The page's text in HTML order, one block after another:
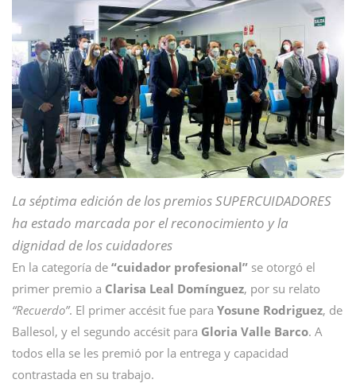
La séptima edición de los premios SUPERCUIDADORES
ha estado marcada por el reconocimiento y la
dignidad de los cuidadores
En la categoría de “cuidador profesional” se otorgó el
primer premio a Clarisa Leal Domínguez, por su relato
“Recuerdo”. El primer accésit fue para Yosune Rodriguez, de
Ballesol, y el segundo accésit para Gloria Valle Barco. A
todos ella se les premió por la entrega y capacidad
contrastada en su trabajo.